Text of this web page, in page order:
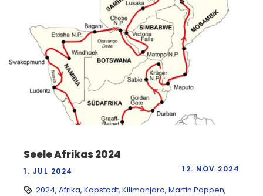
Seele Afrikas 2024
1. JUL 2024 12. NOV 2024
2024, Afrika, Kapstadt, Kilimanjaro, Martin Poppen,